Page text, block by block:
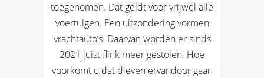
toegenomen. Dat geldt voor vrijwel alle
voertuigen. Een uitzondering vormen
vrachtauto’s. Daarvan worden er sinds
2021 juist flink meer gestolen. Hoe
voorkomt u dat dieven ervandoor gaan